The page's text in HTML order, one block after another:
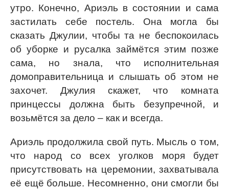
утро. Конечно, Ариэль в состоянии и сама
застилать себе постель. Она могла бы
сказать Джулии, чтобы та не беспокоилась
об уборке и русалка займётся этим позже
сама, но знала, что исполнительная
домоправительница и слышать об этом не
захочет. Джулия скажет, что комната
принцессы должна быть безупречной, и
возьмётся за дело – как и всегда.
Ариэль продолжила свой путь. Мысль о том,
что народ со всех уголков моря будет
присутствовать на церемонии, захватывала
её ещё больше. Несомненно, они смогли бы